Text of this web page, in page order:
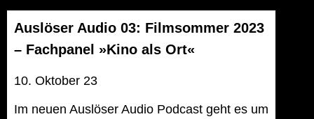
Auslöser Audio 03: Filmsommer 2023
– Fachpanel »Kino als Ort«
10. Oktober 23
Im neuen Auslöser Audio Podcast geht es um